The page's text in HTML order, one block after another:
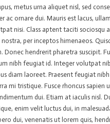
metus urna aliquet nisl, sed
ac ornare dui. Mauris est lacus,
nisi. Class aptent taciti sociosqu
per inceptos himenaeos.
Donec hendrerit pharetra suscipit.
nibh feugiat id. Integer volutpat
diam laoreet. Praesent feugiat nibh
mi tristique. Fusce rhoncus sapien
dui. Etiam at iaculis nisl.
enim velit luctus dui, in
dui, venenatis ut lorem quis,